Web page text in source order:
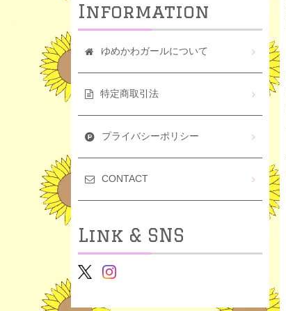
Information
ゆめかわガールについて
特定商取引法
プライバシーポリシー
CONTACT
Link & SNS